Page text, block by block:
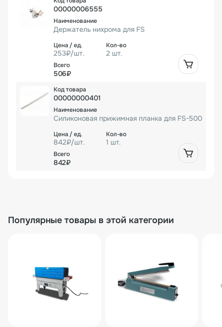
00000006555
Держатель нихрома для FS
253₽/шт. 2 шт.
506₽
00000000401
Силиконовая прижимная планка для FS-500
842₽/шт. 1 шт.
842₽
Популярные товары в этой категории